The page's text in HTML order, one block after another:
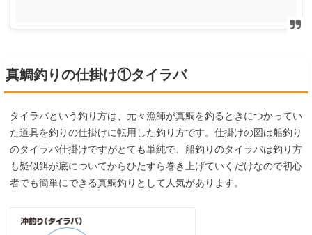
真鯛釣りの仕掛け①タイラバ
タイラバという釣り方は、元々漁師が真鯛を釣るときにつかってい
た道具を釣りの仕掛けに転用した釣り方です。仕掛けの図は船釣り
のタイラバ仕掛けですがとても単純で、船釣りのタイラバは釣り方
も疑似餌が底についてからひたすら巻き上げていくだけなので初心
者でも簡単にできる真鯛釣りとして人気があります。